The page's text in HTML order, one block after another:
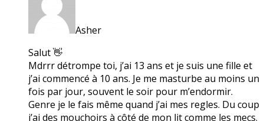
Asher
Salut 👋
Mdrrr détrompe toi, j’ai 13 ans et je suis une fille et
j’ai commencé à 10 ans. Je me masturbe au moins un
fois par jour, souvent le soir pour m’endormir.
Genre je le fais même quand j’ai mes regles. Du coup
j’ai des mouchoirs à côté de mon lit comme les mecs.